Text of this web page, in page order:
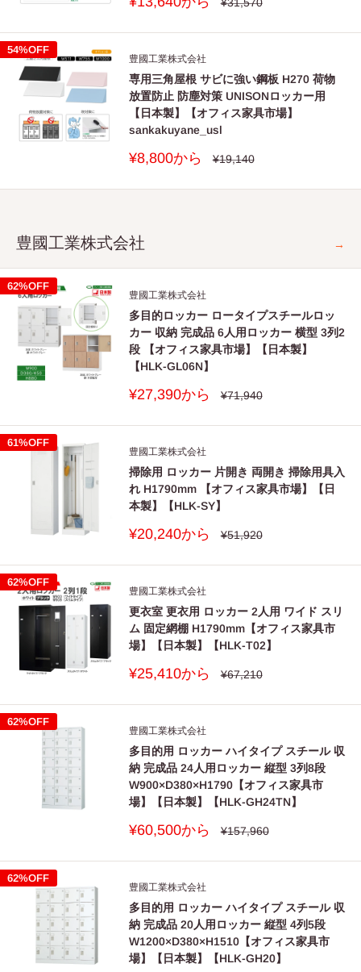
価
格
54%OFF
豊國工業株式会社
専用三角屋根 サビに強い鋼板 H270 荷物
放置防止 防塵対策 UNISONロッカー用
【日本製】【オフィス家具市場】
sankakuyane_usl
販
価
¥8,800から
通
格
¥19,140
豊國工業株式会社 →
62%OFF
豊國工業株式会社
多目的ロッカー ロータイプスチールロッ
カー 収納 完成品 6人用ロッカー 横型 3列2
段 【オフィス家具市場】【日本製】
【HLK-GL06N】
販
価
¥27,390から
通
格
¥71,940
61%OFF
豊國工業株式会社
掃除用 ロッカー 片開き 両開き 掃除用具入
れ H1790mm 【オフィス家具市場】【日
本製】【HLK-SY】
販
価
¥20,240から
通
格
¥51,920
62%OFF
豊國工業株式会社
更衣室 更衣用 ロッカー 2人用 ワイド スリ
ム 固定網棚 H1790mm【オフィス家具市
場】【日本製】【HLK-T02】
販
価
¥25,410から
通
格
¥67,210
62%OFF
豊國工業株式会社
多目的用 ロッカー ハイタイプ スチール 収
納 完成品 24人用ロッカー 縦型 3列8段
W900×D380×H1790【オフィス家具市
場】【日本製】【HLK-GH24TN】
販
価
¥60,500から
通
格
¥157,960
62%OFF
豊國工業株式会社
多目的用 ロッカー ハイタイプ スチール 収
納 完成品 20人用ロッカー 縦型 4列5段
W1200×D380×H1510【オフィス家具市
場】【日本製】【HLK-GH20】